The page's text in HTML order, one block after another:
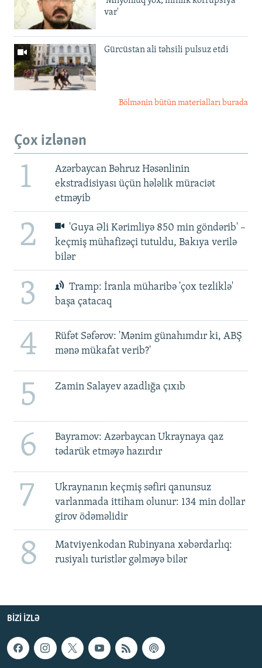
var'
Gürcüstan ali təhsili pulsuz etdi
Bölmənin bütün materialları burada
Çox izlənən
1
Azərbaycan Bəhruz Həsənlinin
ekstradisiyası üçün hələlik müraciət
etməyib
2
'Guya Əli Kərimliyə 850 min göndərib' –
keçmiş mühafizəçi tutuldu, Bakıya verilə
bilər
3
Tramp: İranla müharibə 'çox tezliklə'
başa çatacaq
4
Rüfət Səfərov: 'Mənim günahımdır ki, ABŞ
mənə mükafat verib?'
5 Zamin Salayev azadlığa çıxıb
6
Bayramov: Azərbaycan Ukraynaya qaz
tədarük etməyə hazırdır
7
Ukraynanın keçmiş səfiri qanunsuz
varlanmada ittiham olunur: 134 min dollar
girov ödəməlidir
8
Matviyenkodan Rubinyana xəbərdarlıq:
rusiyalı turistlər gəlməyə bilər
BIZI IZLƏ